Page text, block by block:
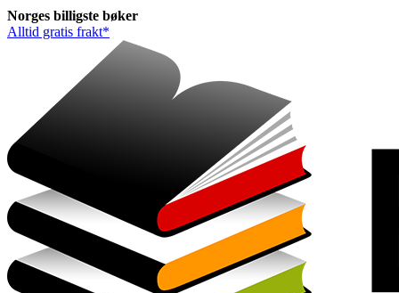
Norges billigste bøker
Alltid gratis frakt*